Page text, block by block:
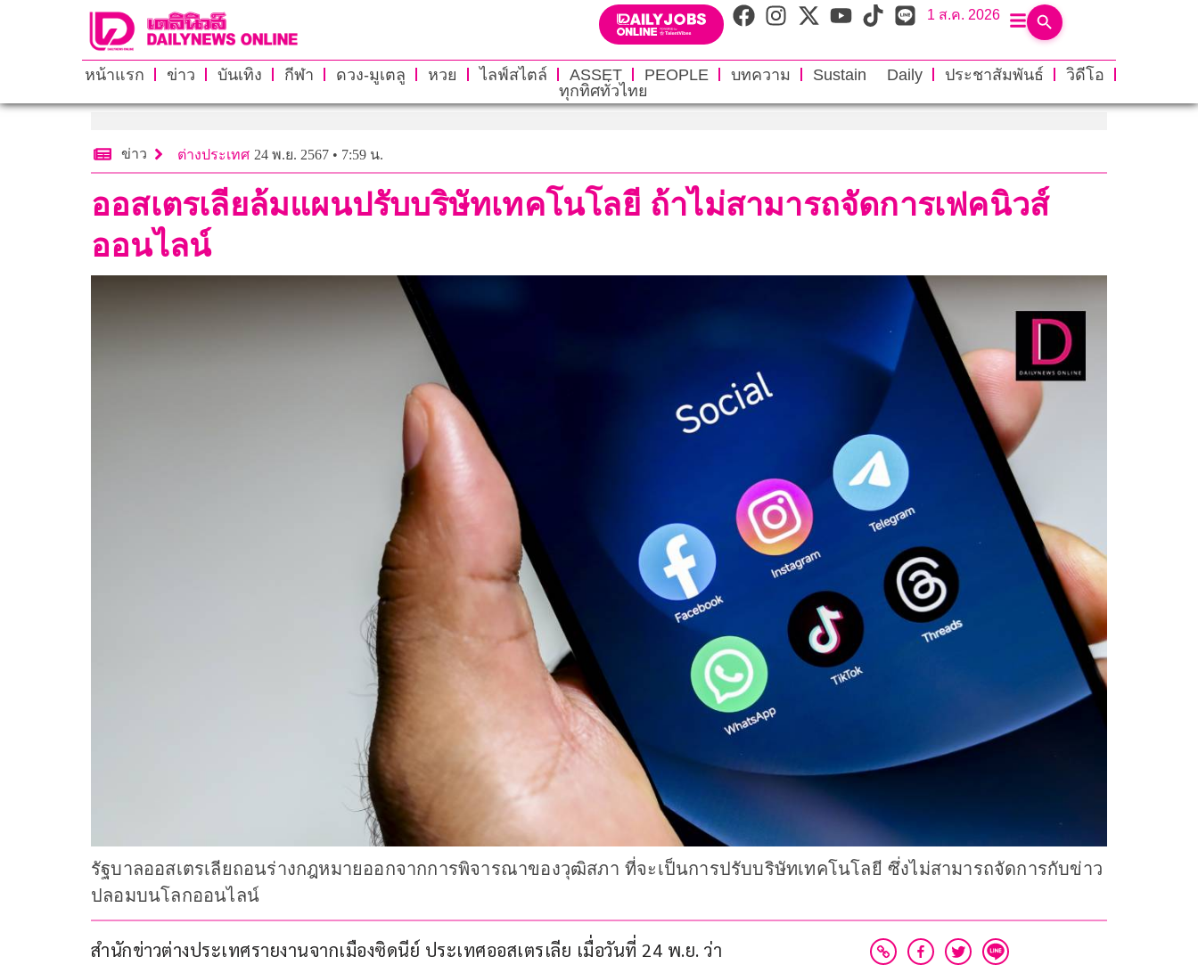
1 ส.ค. 2026
หน้าแรก ข่าว บันเทิง กีฬา ดวง-มูเตลู หวย ไลฟ์สไตล์ ASSET PEOPLE บทความ Sustain Daily ประชาสัมพันธ์
วิดีโอ
ทุกทิศทั่วไทย
ข่าว ต่างประเทศ 24 พ.ย. 2567 • 7:59 น.
ออสเตรเลียล้มแผนปรับบริษัทเทคโนโลยี ถ้าไม่สามารถจัดการเฟคนิวส์
ออนไลน์
รัฐบาลออสเตรเลียถอนร่างกฎหมายออกจากการพิจารณาของวุฒิสภา ที่จะเป็นการปรับบริษัทเทคโนโลยี ซึ่งไม่สามารถจัดการกับข่าว
ปลอมบนโลกออนไลน์
สำนักข่าวต่างประเทศรายงานจากเมืองซิดนีย์ ประเทศออสเตรเลีย เมื่อวันที่ 24 พ.ย. ว่า